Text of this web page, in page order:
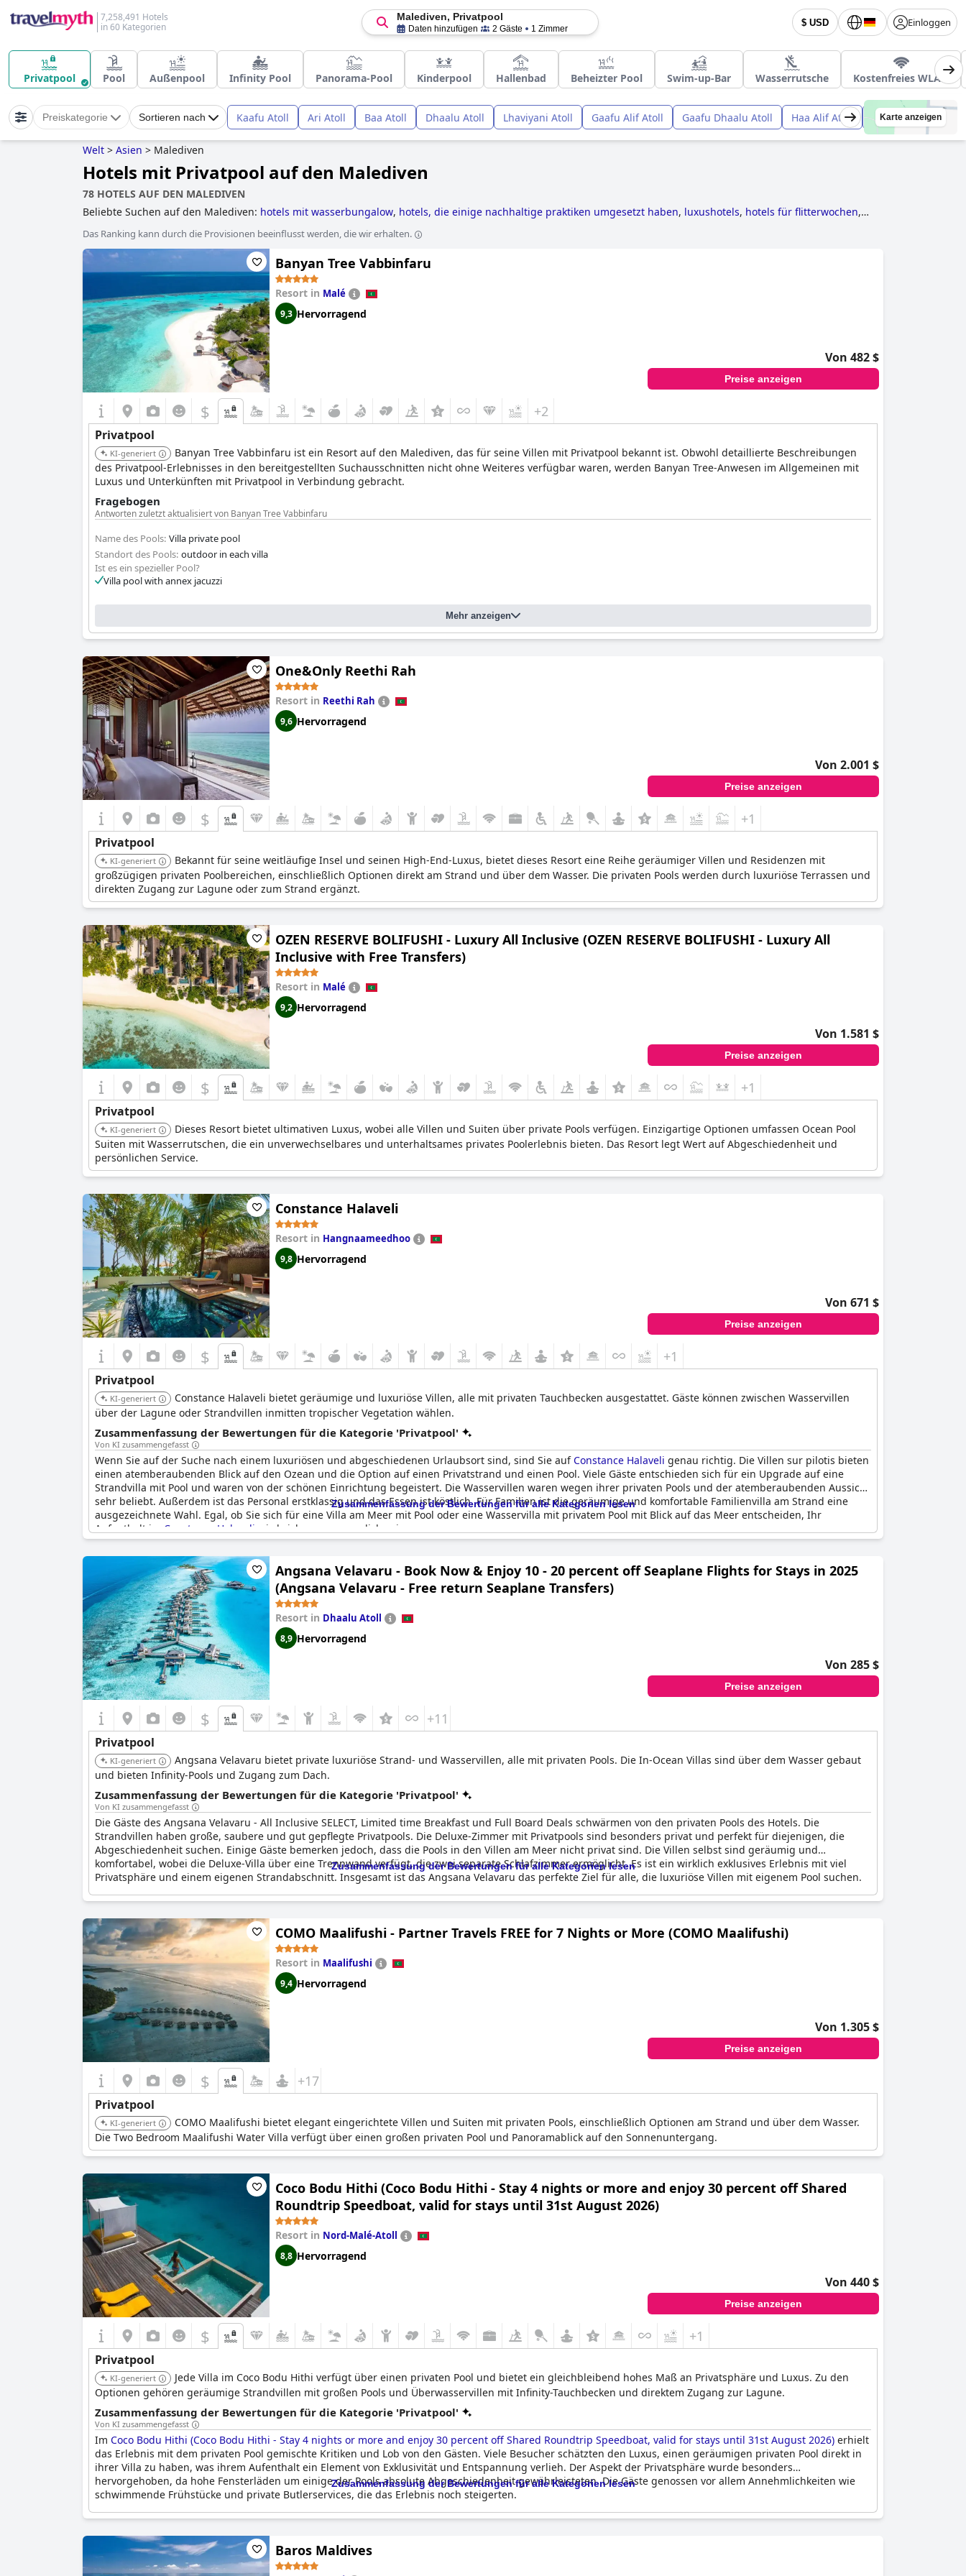
7,258,491 Hotels
in 60 Kategorien
$ USD Einloggen
Malediven, Privatpool
Daten hinzufügen 2 Gäste 1 Zimmer
Privatpool Pool Außenpool Infinity Pool Panorama-Pool Kinderpool Hallenbad Beheizter Pool Swim-up-Bar Wasserrutsche Kostenfreies WLAN
Preiskategorie Sortieren nach Kaafu Atoll Ari Atoll Baa Atoll Dhaalu Atoll Lhaviyani Atoll Gaafu Alif Atoll Gaafu Dhaalu Atoll Haa Alif Atoll Noonu Atoll
Karte anzeigen
Welt > Asien > Malediven
Hotels mit Privatpool auf den Malediven
78 HOTELS AUF DEN MALEDIVEN
Beliebte Suchen auf den Malediven: hotels mit wasserbungalow, hotels, die einige nachhaltige praktiken umgesetzt haben, luxushotels, hotels für flitterwochen,
Das Ranking kann durch die Provisionen beeinflusst werden, die wir erhalten.
Banyan Tree Vabbinfaru
Resort in Malé
9,3 Hervorragend
Von 482 $
Preise anzeigen
$ +2
Privatpool
KI-generiert
Banyan Tree Vabbinfaru ist ein Resort auf den Malediven, das für seine Villen mit Privatpool bekannt ist. Obwohl detaillierte Beschreibungen
des Privatpool-Erlebnisses in den bereitgestellten Suchausschnitten nicht ohne Weiteres verfügbar waren, werden Banyan Tree-Anwesen im Allgemeinen mit
Luxus und Unterkünften mit Privatpool in Verbindung gebracht.
Fragebogen
Antworten zuletzt aktualisiert von Banyan Tree Vabbinfaru
Name des Pools: Villa private pool
Standort des Pools: outdoor in each villa
Ist es ein spezieller Pool?
Villa pool with annex jacuzzi
Mehr anzeigen
One&Only Reethi Rah
Resort in Reethi Rah
9,6 Hervorragend
Von 2.001 $
Preise anzeigen
$ +1
Privatpool
KI-generiert
Bekannt für seine weitläufige Insel und seinen High-End-Luxus, bietet dieses Resort eine Reihe geräumiger Villen und Residenzen mit
großzügigen privaten Poolbereichen, einschließlich Optionen direkt am Strand und über dem Wasser. Die privaten Pools werden durch luxuriöse Terrassen und
direkten Zugang zur Lagune oder zum Strand ergänzt.
OZEN RESERVE BOLIFUSHI - Luxury All Inclusive (OZEN RESERVE BOLIFUSHI - Luxury All
Inclusive with Free Transfers)
Resort in Malé
9,2 Hervorragend
Von 1.581 $
Preise anzeigen
$ +1
Privatpool
KI-generiert
Dieses Resort bietet ultimativen Luxus, wobei alle Villen und Suiten über private Pools verfügen. Einzigartige Optionen umfassen Ocean Pool
Suiten mit Wasserrutschen, die ein unverwechselbares und unterhaltsames privates Poolerlebnis bieten. Das Resort legt Wert auf Abgeschiedenheit und
persönlichen Service.
Constance Halaveli
Resort in Hangnaameedhoo
9,8 Hervorragend
Von 671 $
Preise anzeigen
$ +1
Privatpool
KI-generiert
Constance Halaveli bietet geräumige und luxuriöse Villen, alle mit privaten Tauchbecken ausgestattet. Gäste können zwischen Wasservillen
über der Lagune oder Strandvillen inmitten tropischer Vegetation wählen.
Zusammenfassung der Bewertungen für die Kategorie 'Privatpool'
Von KI zusammengefasst
Wenn Sie auf der Suche nach einem luxuriösen und abgeschiedenen Urlaubsort sind, sind Sie aufConstance Halaveli genau richtig. Die Villen sur pilotis bieten
einen atemberaubenden Blick auf den Ozean und die Option auf einen Privatstrand und einen Pool. Viele Gäste entschieden sich für ein Upgrade auf eine
Strandvilla mit Pool und waren von der schönen Einrichtung begeistert. Die Wasservillen waren wegen ihrer privaten Pools und der atemberaubenden Aussicht
sehr beliebt. Außerdem ist das Personal erstklassig und das Essen ist köstlich. Für Familien ist die geräumige und komfortable Familienvilla am Strand eine
ausgezeichnete Wahl. Egal, ob Sie sich für eine Villa am Meer mit Pool oder eine Wasservilla mit privatem Pool mit Blick auf das Meer entscheiden, Ihr
Aufenthalt im
Constance Halaveli wird sicher unvergesslich sein.
Zusammenfassung der Bewertungen für alle Kategorien lesen
Angsana Velavaru - Book Now & Enjoy 10 - 20 percent off Seaplane Flights for Stays in 2025
(Angsana Velavaru - Free return Seaplane Transfers)
Resort in Dhaalu Atoll
8,9 Hervorragend
Von 285 $
Preise anzeigen
$ +11
Privatpool
KI-generiert
Angsana Velavaru bietet private luxuriöse Strand- und Wasservillen, alle mit privaten Pools. Die In-Ocean Villas sind über dem Wasser gebaut
und bieten Infinity-Pools und Zugang zum Dach.
Zusammenfassung der Bewertungen für die Kategorie 'Privatpool'
Von KI zusammengefasst
Die Gäste des Angsana Velavaru - All Inclusive SELECT, Limited time Breakfast und Full Board Deals schwärmen von den privaten Pools des Hotels. Die
Strandvillen haben große, saubere und gut gepflegte Privatpools. Die Deluxe-Zimmer mit Privatpools sind besonders privat und perfekt für diejenigen, die
Abgeschiedenheit suchen. Einige Gäste bemerken jedoch, dass die Pools in den Villen am Meer nicht privat sind. Die Villen selbst sind geräumig und
komfortabel, wobei die Deluxe-Villa über eine Trennwand verfügt, die zwei separate Schlafzimmer ermöglicht. Es ist ein wirklich exklusives Erlebnis mit viel
Privatsphäre und einem eigenen Strandabschnitt. Insgesamt ist das Angsana Velavaru das perfekte Ziel für alle, die luxuriöse Villen mit eigenem Pool suchen.
Zusammenfassung der Bewertungen für alle Kategorien lesen
COMO Maalifushi - Partner Travels FREE for 7 Nights or More (COMO Maalifushi)
Resort in Maalifushi
9,4 Hervorragend
Von 1.305 $
Preise anzeigen
$ +17
Privatpool
KI-generiert
COMO Maalifushi bietet elegant eingerichtete Villen und Suiten mit privaten Pools, einschließlich Optionen am Strand und über dem Wasser.
Die Two Bedroom Maalifushi Water Villa verfügt über einen großen privaten Pool und Panoramablick auf den Sonnenuntergang.
Coco Bodu Hithi (Coco Bodu Hithi - Stay 4 nights or more and enjoy 30 percent off Shared
Roundtrip Speedboat, valid for stays until 31st August 2026)
Resort in Nord-Malé-Atoll
8,8 Hervorragend
Von 440 $
Preise anzeigen
$ +1
Privatpool
KI-generiert
Jede Villa im Coco Bodu Hithi verfügt über einen privaten Pool und bietet ein gleichbleibend hohes Maß an Privatsphäre und Luxus. Zu den
Optionen gehören geräumige Strandvillen mit großen Pools und Überwasservillen mit Infinity-Tauchbecken und direktem Zugang zur Lagune.
Zusammenfassung der Bewertungen für die Kategorie 'Privatpool'
Von KI zusammengefasst
Im Coco Bodu Hithi (Coco Bodu Hithi - Stay 4 nights or more and enjoy 30 percent off Shared Roundtrip Speedboat, valid for stays until 31st August 2026) erhielt
das Erlebnis mit dem privaten Pool gemischte Kritiken und Lob von den Gästen. Viele Besucher schätzten den Luxus, einen geräumigen privaten Pool direkt in
ihrer Villa zu haben, was ihrem Aufenthalt ein Element von Exklusivität und Entspannung verlieh. Der Aspekt der Privatsphäre wurde besonders
hervorgehoben, da hohe Fensterläden um einige der Pools absolute Abgeschiedenheit gewährleisteten. Die Gäste genossen vor allem Annehmlichkeiten wie
schwimmende Frühstücke und private Butlerservices, die das Erlebnis noch steigerten.
Es gab jedoch immer wieder Bemerkungen zu Wartungsproblemen mit Berichten über gerissene und fehlende Fliesen, sowohl im Pool als auch in den
umliegenden Bereichen, sowie gelegentliche Bedenken hinsichtlich der Sauberkeit. Der Bedarf an Reparaturen war ein häufiges Thema, was auf die alternde
Infrastruktur einiger der Pools hindeutet. Trotz dieser Unvollkommenheiten empfanden die Gäste die Pools immer noch als groß, komfortabel und als ein
bemerkenswertes Highlight ihres Aufenthalts.
Zusammenfassung der Bewertungen für alle Kategorien lesen
Baros Maldives